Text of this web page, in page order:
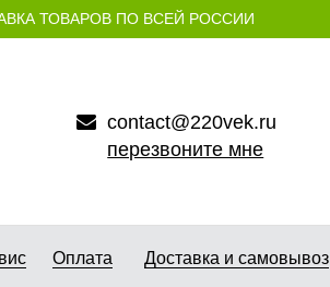
ТОВАРОВ ПО ВСЕЙ РОССИИ
contact@220vek.ru
перезвоните мне
Оплата Доставка и самовывоз